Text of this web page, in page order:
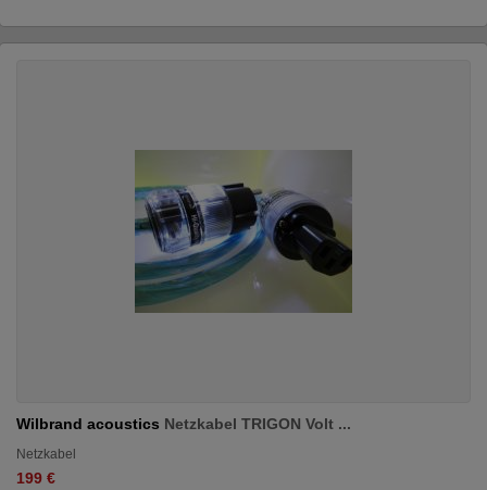
Wilbrand acoustics Netzkabel TRIGON Volt ...
Netzkabel
199 €